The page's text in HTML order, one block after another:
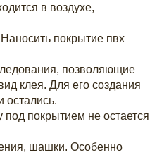
в воздухе,
покрытие пвх
позволяющие
клея. Для его создания
остались.
покрытием не остается
шашки. Особенно